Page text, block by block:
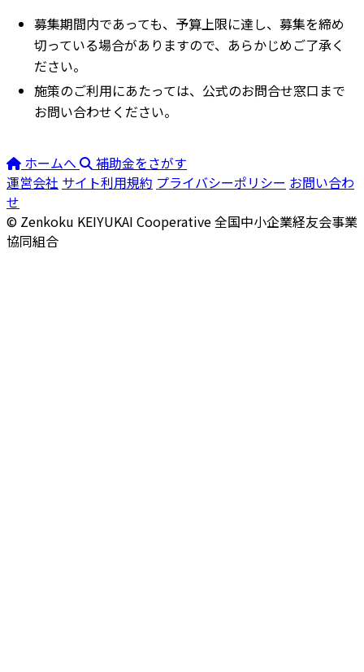
募集期間内であっても、予算上限に達し、募集を締め
切っている場合がありますので、あらかじめご了承く
ださい。
施策のご利用にあたっては、公式のお問合せ窓口まで
お問い合わせください。
ホームへ
補助金をさがす
運営会社 サイト利用規約 プライバシーポリシー お問い合わ
せ
© Zenkoku KEIYUKAI Cooperative全国中小企業経友会事業
協同組合